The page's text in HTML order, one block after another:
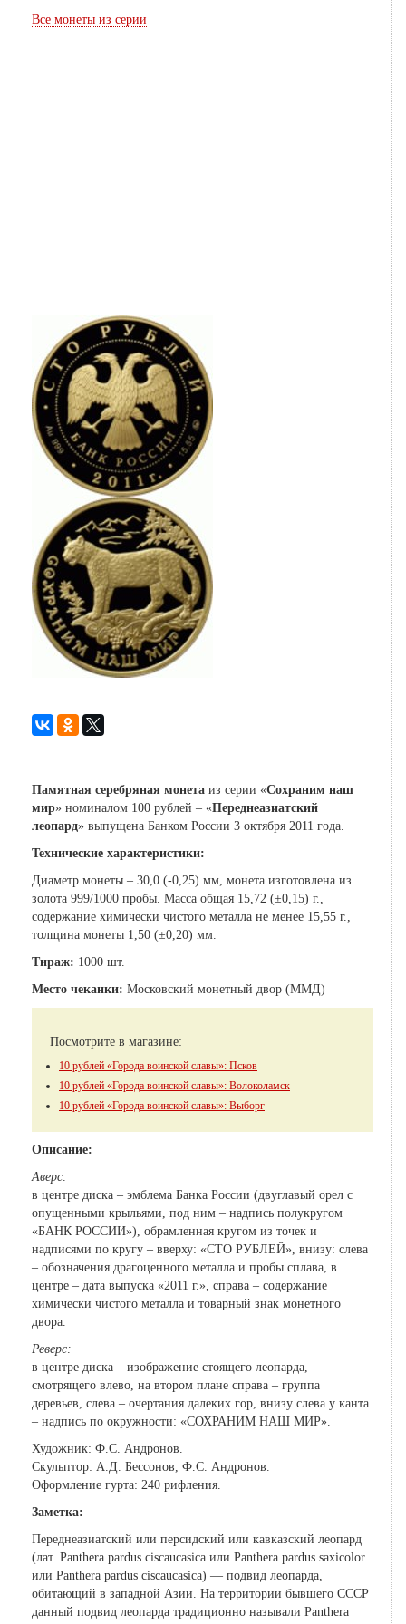
Все монеты из серии
Памятная серебряная монета из серии «Сохраним наш
мир» номиналом 100 рублей – «Переднеазиатский
леопард» выпущена Банком России 3 октября 2011 года.
Технические характеристики:
Диаметр монеты – 30,0 (-0,25) мм, монета изготовлена из
золота 999/1000 пробы. Масса общая 15,72 (±0,15) г.,
содержание химически чистого металла не менее 15,55 г.,
толщина монеты 1,50 (±0,20) мм.
Тираж: 1000 шт.
Место чеканки: Московский монетный двор (ММД)
Посмотрите в магазине:
10 рублей «Города воинской славы»: Псков
10 рублей «Города воинской славы»: Волоколамск
10 рублей «Города воинской славы»: Выборг
Описание:
Аверс:
в центре диска – эмблема Банка России (двуглавый орел с
опущенными крыльями, под ним – надпись полукругом
«БАНК РОССИИ»), обрамленная кругом из точек и
надписями по кругу – вверху: «СТО РУБЛЕЙ», внизу: слева
– обозначения драгоценного металла и пробы сплава, в
центре – дата выпуска «2011 г.», справа – содержание
химически чистого металла и товарный знак монетного
двора.
Реверс:
в центре диска – изображение стоящего леопарда,
смотрящего влево, на втором плане справа – группа
деревьев, слева – очертания далеких гор, внизу слева у канта
– надпись по окружности: «СОХРАНИМ НАШ МИР».
Художник: Ф.С. Андронов.
Скульптор: А.Д. Бессонов, Ф.С. Андронов.
Оформление гурта: 240 рифления.
Заметка:
Переднеазиатский или персидский или кавказский леопард
(лат. Panthera pardus ciscaucasica или Panthera pardus saxicolor
или Panthera pardus ciscaucasica) — подвид леопарда,
обитающий в западной Азии. На территории бывшего СССР
данный подвид леопарда традиционно называли Panthera